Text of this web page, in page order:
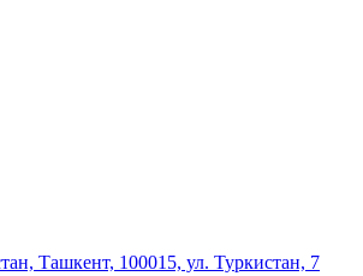
Ташкент, 100015, ул. Туркистан, 7